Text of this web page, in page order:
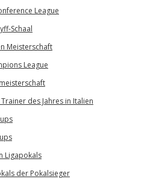
League
Schaal
Meisterschaft
League
des Jahres in Italien
Ligapokals
der Pokalsieger